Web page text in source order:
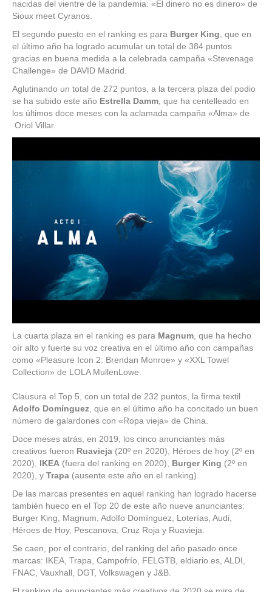
nacidas del vientre de la pandemia: «El dinero no es dinero» de
Sioux meet Cyranos.
El segundo puesto en el ranking es para Burger King, que en
el último año ha logrado acumular un total de 384 puntos
gracias en buena medida a la celebrada campaña «Stevenage
Challenge» de DAVID Madrid.
Aglutinando un total de 272 puntos, a la tercera plaza del podio
se ha subido este año Estrella Damm, que ha centelleado en
los últimos doce meses con la aclamada campaña «Alma» de
Oriol Villar.
La cuarta plaza en el ranking es para Magnum, que ha hecho
oír alto y fuerte su voz creativa en el último año con campañas
como «Pleasure Icon 2: Brendan Monroe» y «XXL Towel
Collection» de LOLA MullenLowe.
Clausura el Top 5, con un total de 232 puntos, la firma textil
Adolfo Domínguez, que en el último año ha concitado un buen
número de galardones con «Ropa vieja» de China.
Doce meses atrás, en 2019, los cinco anunciantes más
creativos fueron Ruavieja (20º en 2020), Héroes de hoy (2º en
2020), IKEA (fuera del ranking en 2020), Burger King (2º en
2020), y Trapa (ausente este año en el ranking).
De las marcas presentes en aquel ranking han logrado hacerse
también hueco en el Top 20 de este año nueve anunciantes:
Burger King, Magnum, Adolfo Domínguez, Loterías, Audi,
Héroes de Hoy, Pescanova, Cruz Roja y Ruavieja.
Se caen, por el contrario, del ranking del año pasado once
marcas: IKEA, Trapa, Campofrío, FELGTB, eldiario.es, ALDI,
FNAC, Vauxhall, DGT, Volkswagen y J&B.